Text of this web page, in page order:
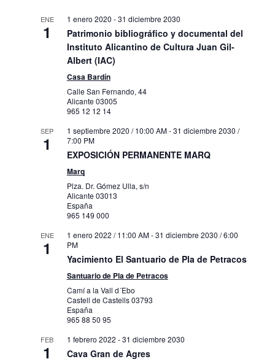
ENE
1
1 enero 2020 -31 diciembre 2030
Patrimonio bibliográfico y documental del
Instituto Alicantino de Cultura Juan Gil-
Albert (IAC)
Casa Bardín
Calle San Fernando, 44
Alicante 03005
965 12 12 14
SEP
1
1 septiembre 2020 / 10:00 AM-31 diciembre 2030 /
7:00 PM
EXPOSICIÓN PERMANENTE MARQ
Marq
Plza. Dr. Gómez Ulla, s/n
Alicante 03013
España
965 149 000
ENE
1
1 enero 2022 / 11:00 AM-31 diciembre 2030 / 6:00
PM
Yacimiento El Santuario de Pla de Petracos
Santuario de Pla de Petracos
Camí a la Vall d´Ebo
Castell de Castells03793
España
965 88 50 95
FEB
1
1 febrero 2022 -31 diciembre 2030
Cava Gran de Agres